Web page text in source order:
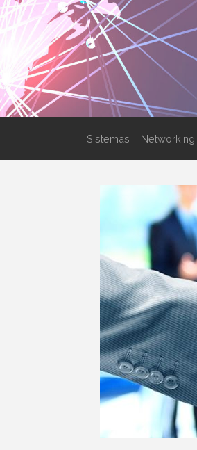
Sistemas Networking